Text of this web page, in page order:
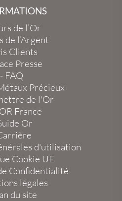
de l’Or
de l’Argent
Clients
Presse
- FAQ
Précieux
de l'Or
France
Or
d'utilisation
Cookie UE
Confidentialité
légales
du site